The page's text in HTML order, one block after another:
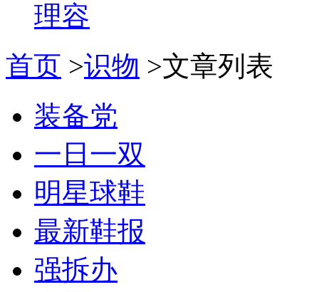
理容
首页 >识物 >文章列表
装备党
一日一双
明星球鞋
最新鞋报
强拆办